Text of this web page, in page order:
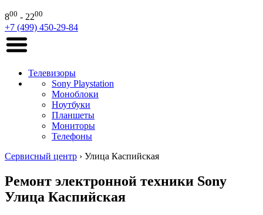
800 - 2200
+7 (499) 450-29-84
Телевизоры
Sony Playstation
Моноблоки
Ноутбуки
Планшеты
Мониторы
Телефоны
Сервисный центр › Улица Каспийская
Ремонт электронной техники Sony
Улица Каспийская